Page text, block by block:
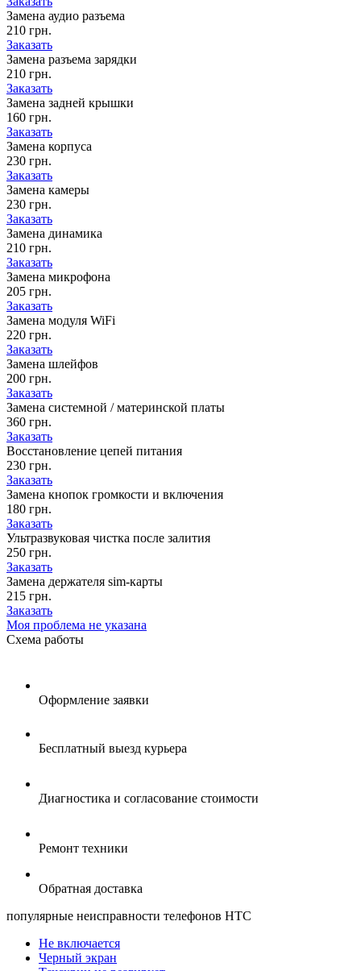
Замена аудио разъема
210 грн.
Заказать
Замена разъема зарядки
210 грн.
Заказать
Замена задней крышки
160 грн.
Заказать
Замена корпуса
230 грн.
Заказать
Замена камеры
230 грн.
Заказать
Замена динамика
210 грн.
Заказать
Замена микрофона
205 грн.
Заказать
Замена модуля WiFi
220 грн.
Заказать
Замена шлейфов
200 грн.
Заказать
Замена системной / материнской платы
360 грн.
Заказать
Восстановление цепей питания
230 грн.
Заказать
Замена кнопок громкости и включения
180 грн.
Заказать
Ультразвуковая чистка после залития
250 грн.
Заказать
Замена держателя sim-карты
215 грн.
Заказать
Моя проблема не указана
Схема работы
Оформление заявки
Бесплатный выезд курьера
Диагностика и согласование стоимости
Ремонт техники
Обратная доставка
популярные неисправности телефонов HTC
Не включается
Черный экран